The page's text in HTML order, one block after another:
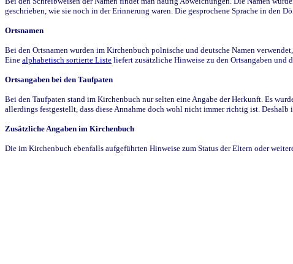
geschrieben, wie sie noch in der Erinnerung waren. Die gesprochene Sprache in den
Ortsnamen
Bei den Ortsnamen wurden im Kirchenbuch polnische und deutsche Namen
Eine alphabetisch sortierte Liste liefert zusätzliche Hinweise zu den Ortsangaben und
Ortsangaben bei den Taufpaten
Bei den Taufpaten stand im Kirchenbuch nur selten eine Angabe der Herkunft. Es
allerdings festgestellt, dass diese Annahme doch wohl nicht immer richtig ist.
Zusätzliche Angaben im Kirchenbuch
Die im Kirchenbuch ebenfalls aufgeführten Hinweise zum Status der Eltern oder